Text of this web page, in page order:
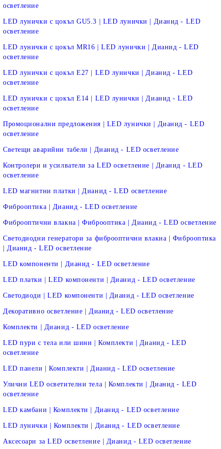
осветление
LED лунички с цокъл GU5.3 | LED лунички | Дианид - LED
осветление
LED лунички с цокъл MR16 | LED лунички | Дианид - LED
осветление
LED лунички с цокъл E27 | LED лунички | Дианид - LED
осветление
LED лунички с цокъл E14 | LED лунички | Дианид - LED
осветление
Промоционални предложения | LED лунички | Дианид - LED
осветление
Светещи аварийни табели | Дианид - LED осветление
Контролери и усилватели за LED осветление | Дианид - LED
осветление
LED магнитни платки | Дианид - LED осветление
Фиброоптика | Дианид - LED осветление
Фиброоптични влакна | Фиброоптика | Дианид - LED осветление
Светодиодни генератори за фиброоптични влакна | Фиброоптика
| Дианид - LED осветление
LED компоненти | Дианид - LED осветление
LED платки | LED компоненти | Дианид - LED осветление
Светодиоди | LED компоненти | Дианид - LED осветление
Декоративно осветление | Дианид - LED осветление
Комплекти | Дианид - LED осветление
LED пури с тела или шини | Комплекти | Дианид - LED
осветление
LED панели | Комплекти | Дианид - LED осветление
Улични LED осветителни тела | Комплекти | Дианид - LED
осветление
LED камбани | Комплекти | Дианид - LED осветление
LED лунички | Комплекти | Дианид - LED осветление
Аксесоари за LED осветление | Дианид - LED осветление